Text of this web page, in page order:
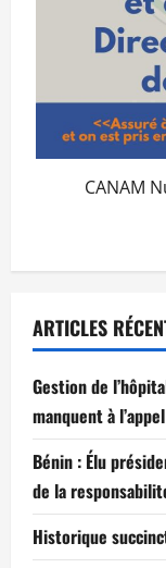
CANAM
ARTICLES
Gestion de
manquent à l’appel
Bénin : Élu
de la
Historique